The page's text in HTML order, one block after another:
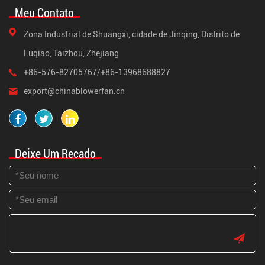
Meu Contato
Zona Industrial de Shuangxi, cidade de Jinqing, Distrito de
Luqiao, Taizhou, Zhejiang
+86-576-82705767/+86-13968688827
export@chinablowerfan.cn
Deixe Um Recado